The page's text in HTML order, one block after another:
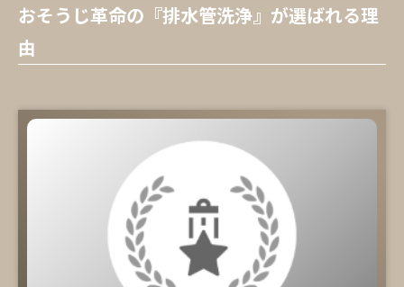
おそうじ革命の『排水管洗浄』が選ばれる理
由